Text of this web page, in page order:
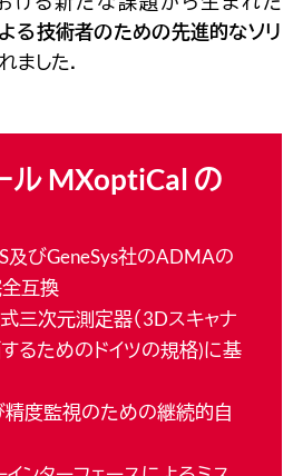
る技術者のための先進的なソリ
ました．
ル MXoptiCal の
びGeneSys社のADMAの
互換
三次元測定器（3Dスキャナ
るためのドイツの規格)に基
精度監視のための継続的自